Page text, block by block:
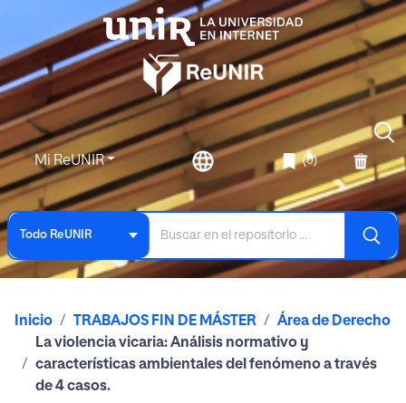
Mi ReUNIR (0)
Todo ReUNIR
Inicio TRABAJOS FIN DE MÁSTER
Área de Derecho
La violencia vicaria: Análisis normativo y
características ambientales del fenómeno a través
de 4 casos.